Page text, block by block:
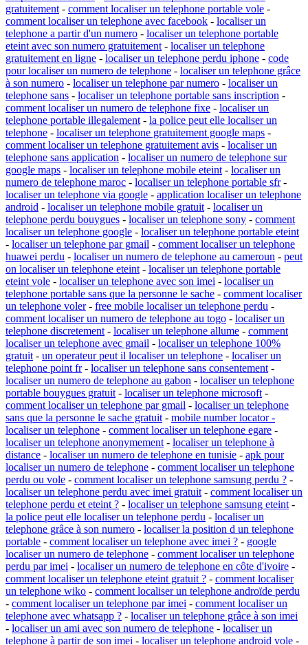
gratuitement - comment localiser un telephone portable vole -
comment localiser un telephone avec facebook - localiser un
telephone a partir d'un numero - localiser un telephone portable
eteint avec son numero gratuitement - localiser un telephone
gratuitement en ligne - localiser un telephone perdu iphone - code
pour localiser un numero de telephone - localiser un telephone grâce
à son numero - localiser un telephone par numero - localiser un
telephone sans - localiser un telephone portable sans inscription -
comment localiser un numero de telephone fixe - localiser un
telephone portable illegalement - la police peut elle localiser un
telephone - localiser un telephone gratuitement google maps -
comment localiser un telephone gratuitement avis - localiser un
telephone sans application - localiser un numero de telephone sur
google maps - localiser un telephone mobile eteint - localiser un
numero de telephone maroc - localiser un telephone portable sfr-
localiser un telephone via google - application localiser un telephone
android - localiser un telephone mobile gratuit - localiser un
telephone perdu bouygues - localiser un telephone sony - comment
localiser un telephone google - localiser un telephone portable eteint
- localiser un telephone par gmail - comment localiser un telephone
huawei perdu - localiser un numero de telephone au cameroun - peut
on localiser un telephone eteint - localiser un telephone portable
eteint vole - localiser un telephone avec son imei - localiser un
telephone portable sans que la personne le sache - comment localiser
un telephone voler- free mobile localiser un telephone perdu -
comment localiser un numero de telephone au togo - localiser un
telephone discretement - localiser un telephone allume - comment
localiser un telephone avec gmail - localiser un telephone 100%
gratuit - un operateur peut il localiser un telephone - localiser un
telephone point fr- localiser un telephone sans consentement -
localiser un numero de telephone au gabon - localiser un telephone
portable bouygues gratuit - localiser un telephone microsoft -
comment localiser un telephone par gmail - localiser un telephone
sans que la personne le sache gratuit - mobile number locator -
localiser un telephone - comment localiser un telephone egare -
localiser un telephone anonymement - localiser un telephone à
distance - localiser un numero de telephone en tunisie - apk pour
localiser un numero de telephone - comment localiser un telephone
perdu ou vole - comment localiser un telephone samsung perdu ? -
localiser un telephone perdu avec imei gratuit - comment localiser un
telephone perdu et eteint ? - localiser un telephone samsung eteint -
la police peut elle localiser un telephone perdu - localiser un
telephone grâce à son numero - localiser la position d un telephone
portable - comment localiser un telephone avec imei ? - google
localiser un numero de telephone - comment localiser un telephone
perdu par imei - localiser un numero de telephone en côte d'ivoire -
comment localiser un telephone eteint gratuit ? - comment localiser
un telephone wiko - comment localiser un telephone androïde perdu
- comment localiser un telephone par imei - comment localiser un
telephone avec whatsapp ? - localiser un telephone grâce à son imei
- localiser un ami avec son numero de telephone - localiser un
telephone à partir de son imei - localiser un telephone android vole -